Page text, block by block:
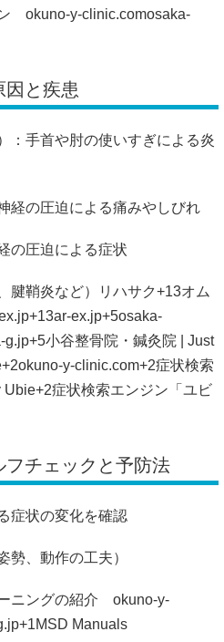
okuno-y-clinic.comosaka-
因と疾患
：手首や肘の使いすぎによる炎
経の圧迫による痛みやしびれ
の圧迫による症状
腱鞘炎など） リハサク+13オム
+13ar-ex.jp+5osaka-
g.jp+5小谷整骨院・鍼灸院 | Just
+2okuno-y-clinic.com+2症状検索
Ubie+2症状検索エンジン「ユビ
チェックと予防法
症状の変化を確認
勢、動作の工夫）
ニングの紹介
okuno-y-
+1MSD Manuals